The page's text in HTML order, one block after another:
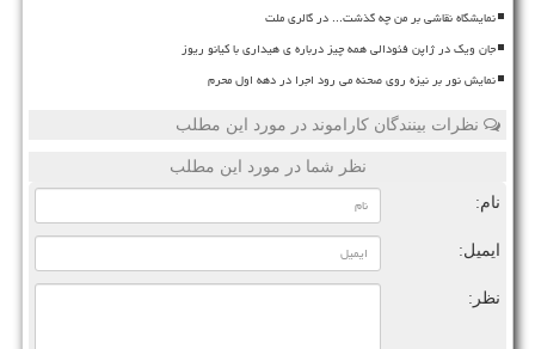
نمایشگاه نقاشی بر من چه گذشت... در گالری ملت
جان ویک در ژاپن فئودالی همه چیز درباره ی هیداری با کیانو ریوز
نمایش نور بر نیزه روی صحنه می رود اجرا در دهه اول محرم
نظرات بینندگان کاراموند در مورد این مطلب
نظر شما در مورد این مطلب
نام:
ایمیل:
نظر: